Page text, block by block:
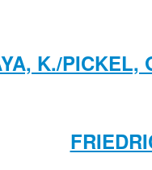
K./PICKEL,